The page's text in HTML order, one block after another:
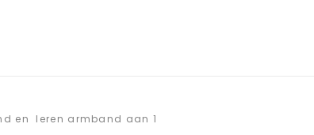
en leren armband aan 1